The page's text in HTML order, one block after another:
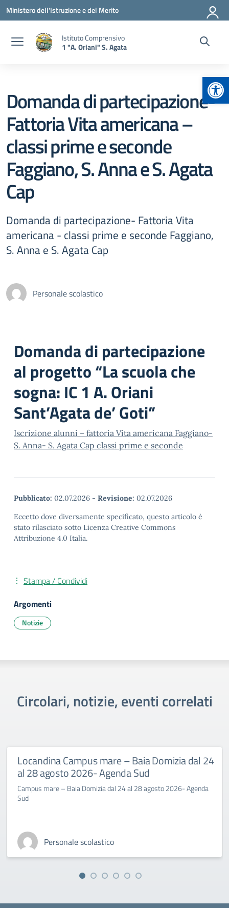
Vai ai contenuti
Vai al menu di navigazione
Vai al footer
Ministero dell'Istruzione e del Merito
Istituto Comprensivo
1 "A. Oriani" S. Agata
Domanda di partecipazione-
Fattoria Vita americana –
classi prime e seconde
Faggiano, S. Anna e S. Agata
Cap
Domanda di partecipazione- Fattoria Vita
americana - classi prime e seconde Faggiano,
S. Anna e S. Agata Cap
Personale scolastico
Domanda di partecipazione
al progetto “La scuola che
sogna: IC 1 A. Oriani
Sant’Agata de’ Goti”
Iscrizione alunni – fattoria Vita americana Faggiano-
S. Anna- S. Agata Cap classi prime e seconde
Pubblicato: 02.07.2026 - Revisione: 02.07.2026
Eccetto dove diversamente specificato, questo articolo è
stato rilasciato sotto Licenza Creative Commons
Attribuzione 4.0 Italia.
Stampa / Condividi
Argomenti
Notizie
Circolari, notizie, eventi correlati
Locandina Campus mare – Baia Domizia dal 24
al 28 agosto 2026- Agenda Sud
Campus mare – Baia Domizia dal 24 al 28 agosto 2026- Agenda
Sud
Personale scolastico